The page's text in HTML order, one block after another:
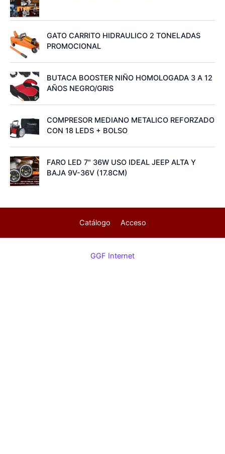
GATO CARRITO HIDRAULICO 2 TONELADAS
PROMOCIONAL
BUTACA BOOSTER NIÑO HOMOLOGADA 3 A 12
AÑOS NEGRO/GRIS
COMPRESOR MEDIANO METALICO REFORZADO
CON 18 LEDS + BOLSO
FARO LED 7" 36W USO IDEAL JEEP ALTA Y
BAJA 9V-36V (17.8CM)
Catálogo Acceso
GGF Internet